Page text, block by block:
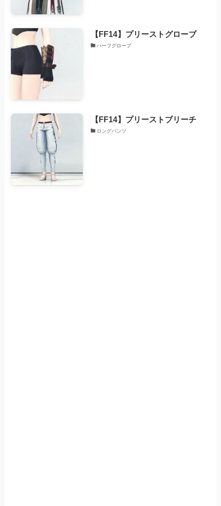
【FF14】プリーストグローブ
ハーフグローブ
【FF14】プリーストブリーチ
ロングパンツ